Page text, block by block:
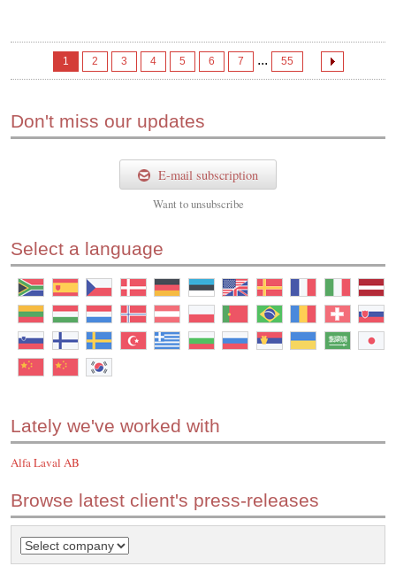
1 2 3 4 5 6 7 ... 55
Don't miss our updates
E-mail subscription
Want tounsubscribe
Select a language
Lately we've worked with
Alfa Laval AB
Browse latest client's press-releases